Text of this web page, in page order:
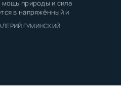
природы и сила
в напряжённый и
ГУМИНСКИЙ